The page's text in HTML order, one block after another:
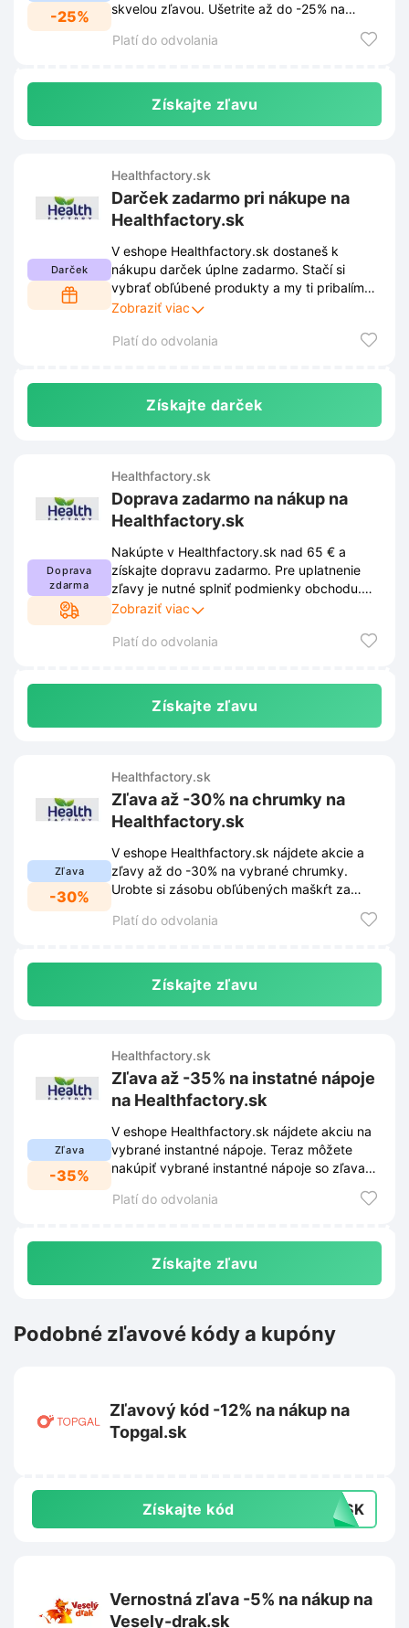
-25%
skvelou zľavou. Ušetrite až do -25% na
Platí do odvolania
Získajte zľavu
Darček
Healthfactory.sk
Darček zadarmo pri nákupe na
Healthfactory.sk
V eshope Healthfactory.sk dostaneš k
nákupu darček úplne zadarmo. Stačí si
vybrať obľúbené produkty a my ti pribalíme
prekvapenie. Nečakaj a urob si radosť
Zobraziť viac
Platí do odvolania
Získajte darček
Doprava
zdarma
Healthfactory.sk
Doprava zadarmo na nákup na
Healthfactory.sk
Nakúpte v Healthfactory.sk nad 65 € a
získajte dopravu zadarmo. Pre uplatnenie
zľavy je nutné splniť podmienky obchodu.
Podrobnosti a prípadné zmeny nájdete na
Zobraziť viac
Platí do odvolania
Získajte zľavu
Zľava
-30%
Healthfactory.sk
Zľava až -30% na chrumky na
Healthfactory.sk
V eshope Healthfactory.sk nájdete akcie a
zľavy až do -30% na vybrané chrumky.
Urobte si zásobu obľúbených maškŕt za
Platí do odvolania
Získajte zľavu
Zľava
-35%
Healthfactory.sk
Zľava až -35% na instatné nápoje
na Healthfactory.sk
V eshope Healthfactory.sk nájdete akciu na
vybrané instantné nápoje. Teraz môžete
nakúpiť vybrané instantné nápoje so zľavami
Platí do odvolania
Získajte zľavu
Podobné zľavové kódy a kupóny
Zľavový kód -12% na nákup na
Topgal.sk
Získajte kód 12SK
Vernostná zľava -5% na nákup na
Vesely-drak.sk